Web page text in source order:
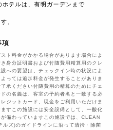
テルは、有明ガーデンまで
。
項
ト料金がかかる場合があります場合によ
身分証明書および付随費用精算用のクレ
への要望は、チェックイン時の状況によ
っては追加料金が発生することがありま
承ください付随費用の精算のためにチェ
の名義は、客室の予約者名と一致する必
ジットカード、現金をご利用いただけま
すこの施設には安全設備として、一酸化
備わっていますこの施設では、CLEAN
ズ)のガイドラインに沿って清掃・除菌